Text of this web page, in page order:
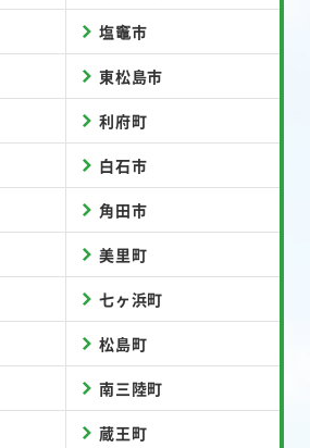
塩竈市
東松島市
利府町
白石市
角田市
美里町
七ヶ浜町
松島町
南三陸町
蔵王町